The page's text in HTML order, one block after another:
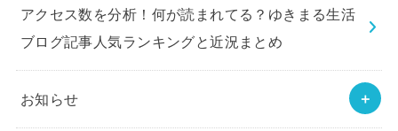
アクセス数を分析！何が読まれてる？ゆきまる生活
ブログ記事人気ランキングと近況まとめ
お知らせ